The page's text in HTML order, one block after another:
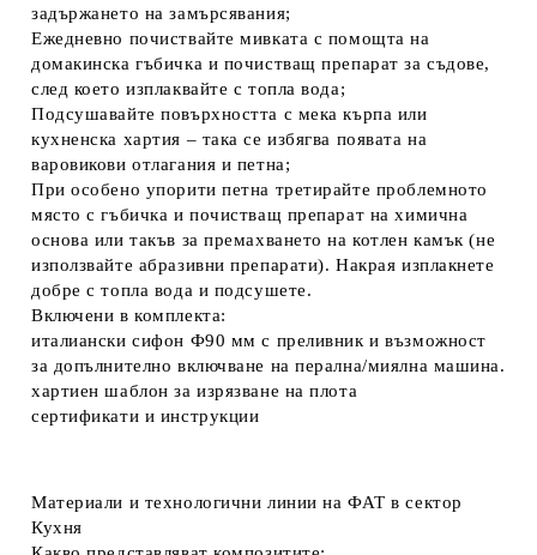
задържането на замърсявания;
Ежедневно почиствайте мивката с помощта на
домакинска гъбичка и почистващ препарат за съдове,
след което изплаквайте с топла вода;
Подсушавайте повърхността с мека кърпа или
кухненска хартия – така се избягва появата на
варовикови отлагания и петна;
При особено упорити петна третирайте проблемното
място с гъбичка и почистващ препарат на химична
основа или такъв за премахването на котлен камък (не
използвайте абразивни препарати). Накрая изплакнете
добре с топла вода и подсушете.
Включени в комплекта:
италиански сифон Ф90 мм с преливник и възможност
за допълнително включване на перална/миялна машина.
хартиен шаблон за изрязване на плота
сертификати и инструкции
Материали и технологични линии на ФАТ в сектор
Кухня